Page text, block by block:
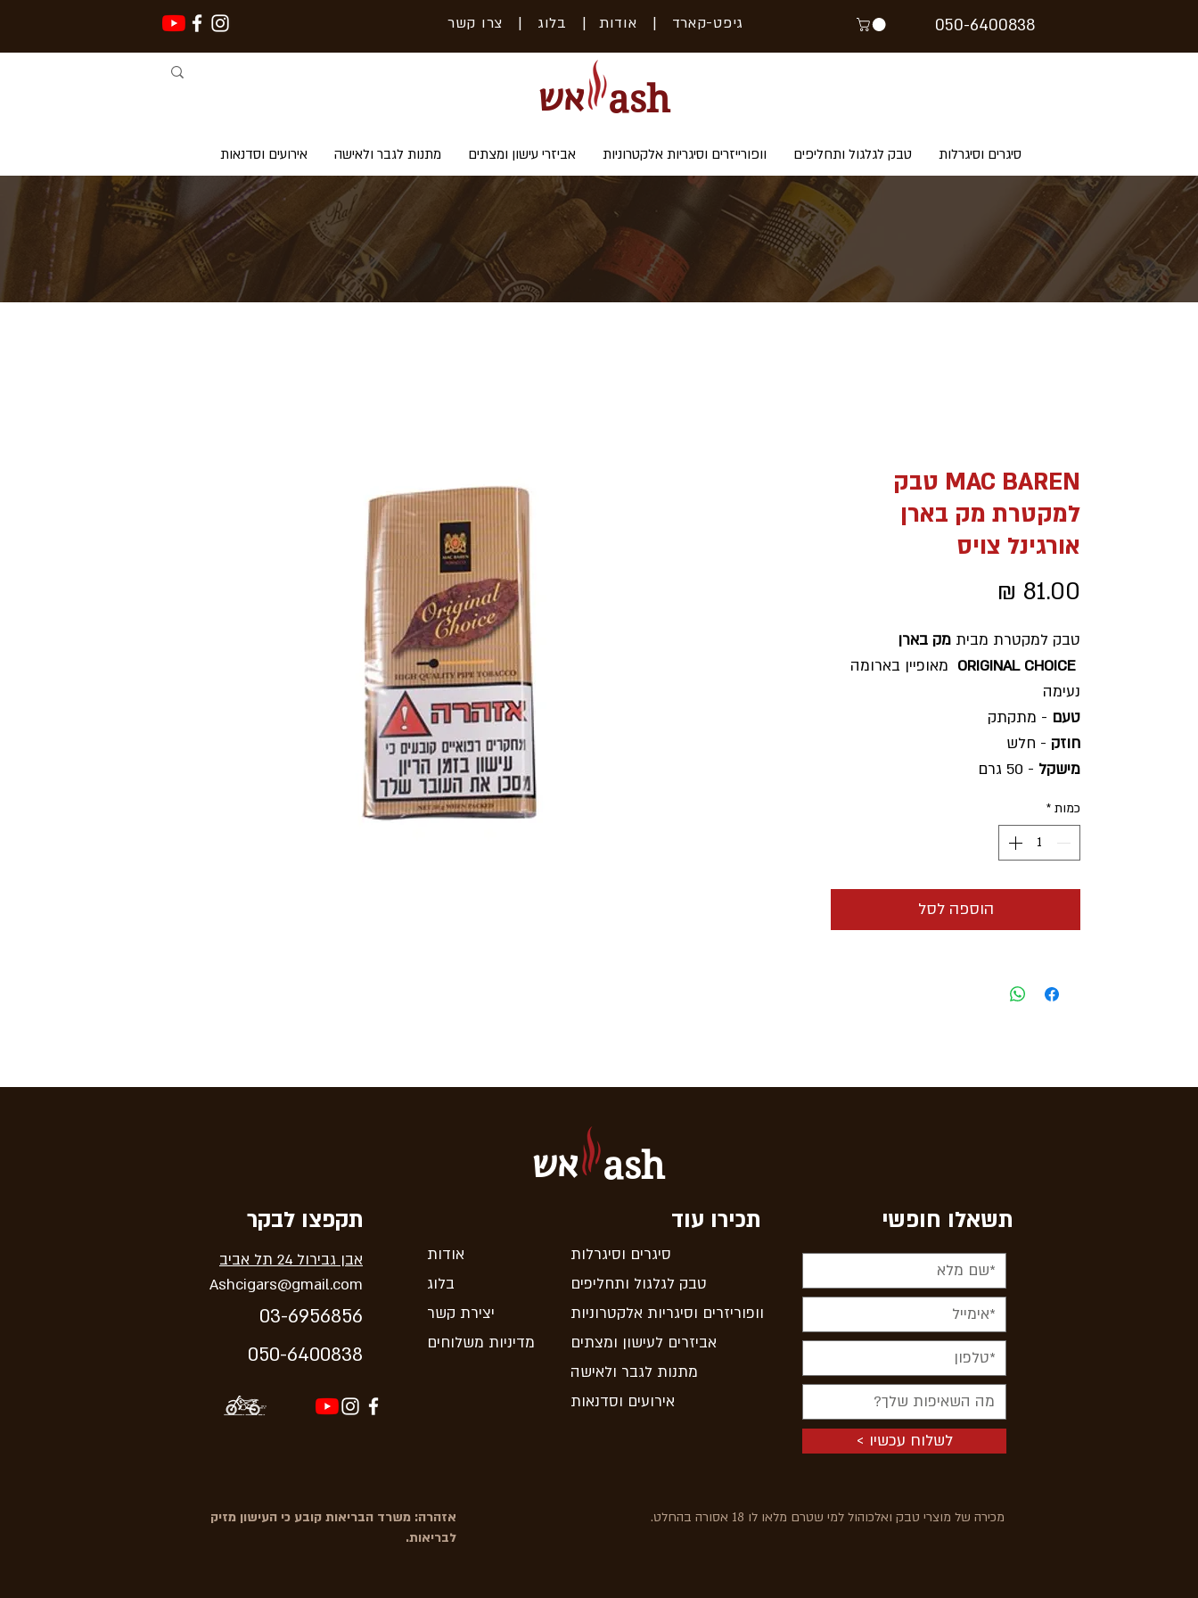
גיפט-קארד | אודות | בלוג | צרו קשר 050-6400838
אש ash
סיגרים וסיגרלות טבק לגלגול ותחליפים וופורייזרים וסיגריות אלקטרוניות אביזרי עישון ומצתים מתנות לגבר ולאישה אירועים וסדנאות
MAC BAREN טבק
למקטרת מק בארן
אורגינל צויס
טבק למקטרת מבית מק בארן
מאופיין בארומה
נעימה
טעם - מתקתק
חוזק - חלש
מישקל - 50 גרם
כמות *
הוספה לסל
אש ash
תקפצו לבקר
אבן גבירול 24 תל אביב
Ashcigars@gmail.com
03-6956856
050-6400838
אודות
בלוג
יצירת קשר
מדיניות משלוחים
תכירו עוד
סיגרים וסיגרלות
טבק לגלגול ותחליפים
וופוריזרים וסיגריות אלקטרוניות
אביזרים לעישון ומצתים
מתנות לגבר ולאישה
אירועים וסדנאות
תשאלו חופשי
< לשלוח עכשיו
אזהרה: משרד הבריאות קובע כי העישון מזיק
לבריאות.
מכירה של מוצרי טבק ואלכוהול למי שטרם מלאו לו 18 אסורה בהחלט.